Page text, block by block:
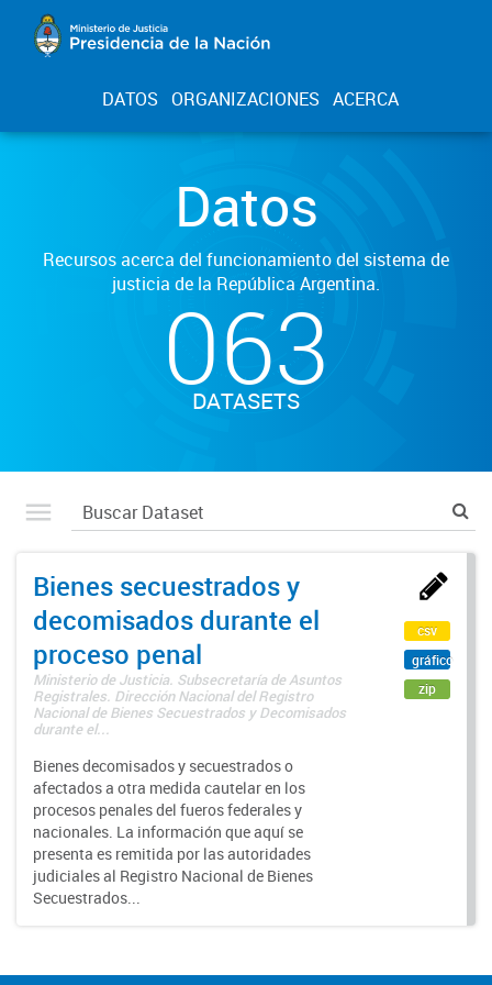
DATOS ORGANIZACIONES ACERCA
Datos
Recursos acerca del funcionamiento del sistema de
justicia de la República Argentina.
063
DATASETS
Bienes secuestrados y
decomisados durante el
proceso penal
Ministerio de Justicia. Subsecretaría de Asuntos
Registrales. Dirección Nacional del Registro
Nacional de Bienes Secuestrados y Decomisados
durante el...
Bienes decomisados y secuestrados o
afectados a otra medida cautelar en los
procesos penales del fueros federales y
nacionales. La información que aquí se
presenta es remitida por las autoridades
judiciales al Registro Nacional de Bienes
Secuestrados...
csv
gráfico
zip